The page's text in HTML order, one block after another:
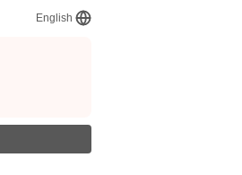
English